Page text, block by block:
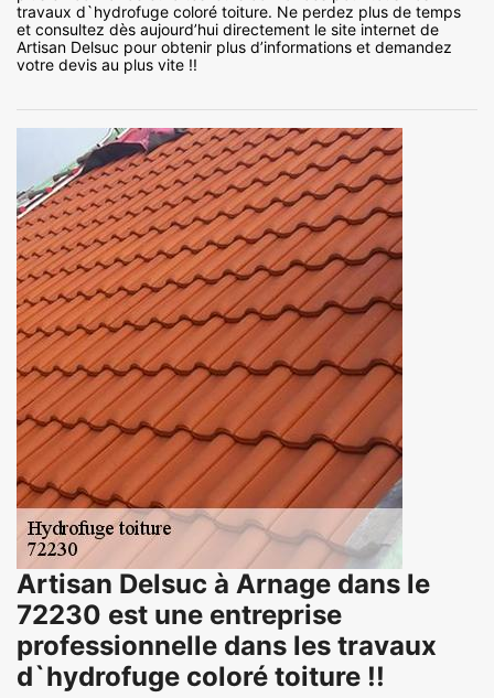
travaux d`hydrofuge coloré toiture. Ne perdez plus de temps
et consultez dès aujourd’hui directement le site internet de
Artisan Delsuc pour obtenir plus d’informations et demandez
votre devis au plus vite !!
Artisan Delsuc à Arnage dans le
72230 est une entreprise
professionnelle dans les travaux
d`hydrofuge coloré toiture !!